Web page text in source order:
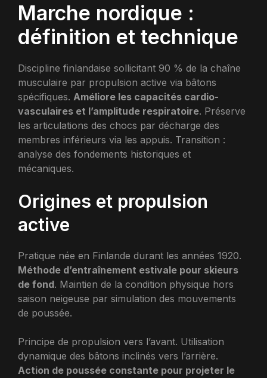
Marche nordique :
définition et technique
Discipline finlandaise sollicitant 90 % de la chaîne
musculaire par propulsion active via bâtons
spécifiques. Améliore les capacités cardio-
vasculaires et l’amplitude respiratoire. Préserve
les articulations des chocs par décharge des
membres inférieurs via les appuis. Transition :
analyse des fondements historiques et
mécaniques.
Origines et propulsion
active
Pratique née en Finlande durant les années 1920.
Méthode d’entraînement estivale pour skieurs
de fond. Maintien de la condition physique hors
saison neigeuse par simulation des mouvements
de poussée.
Principe de propulsion vers l’avant. Utilisation
dynamique des bâtons inclinés vers l’arrière.
Action de poussée constante pour projeter le